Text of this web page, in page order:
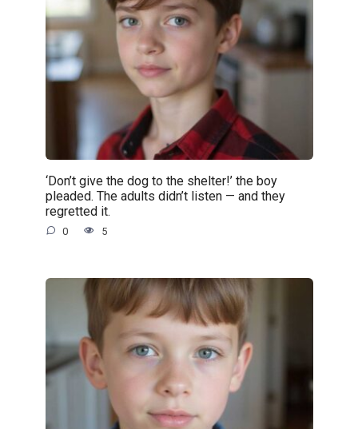
‘Don’t give the dog to the shelter!’ the boy
pleaded. The adults didn’t listen — and they
regretted it.
0 5